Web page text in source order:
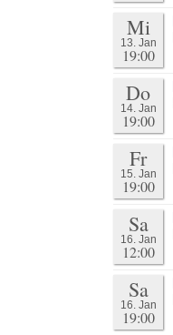
Mi
13. Jan
19:00
Do
14. Jan
19:00
Fr
15. Jan
19:00
Sa
16. Jan
12:00
Sa
16. Jan
19:00